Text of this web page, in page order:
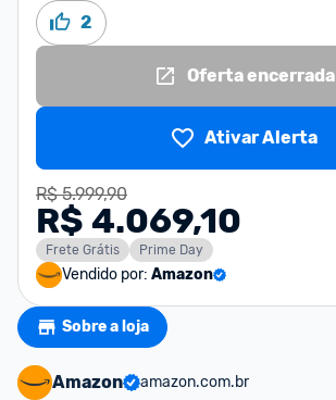
2
Oferta encerrada
Ativar Alerta
R$ 5.999,90
R$ 4.069,10
Frete Grátis Prime Day
Vendido por: Amazon
Sobre a loja
Amazon
amazon.com.br